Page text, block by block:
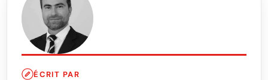
ÉCRIT PAR